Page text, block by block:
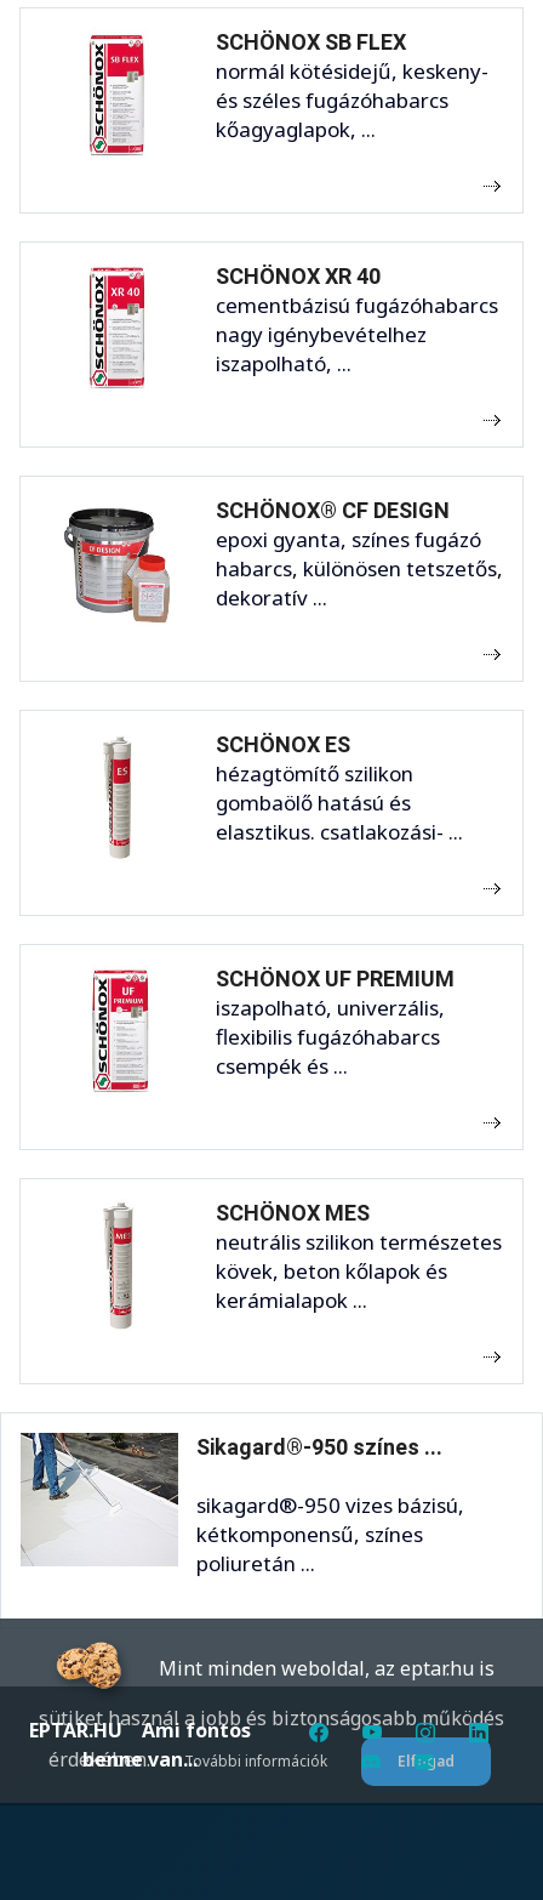
SCHÖNOX SB FLEX
normál kötésidejű, keskeny-
és széles fugázóhabarcs
kőagyaglapok, ...
SCHÖNOX XR 40
cementbázisú fugázóhabarcs
nagy igénybevételhez
iszapolható, ...
SCHÖNOX® CF DESIGN
epoxi gyanta, színes fugázó
habarcs, különösen tetszetős,
dekoratív ...
SCHÖNOX ES
hézagtömítő szilikon
gombaölő hatású és
elasztikus. csatlakozási- ...
SCHÖNOX UF PREMIUM
iszapolható, univerzális,
flexibilis fugázóhabarcs
csempék és ...
SCHÖNOX MES
neutrális szilikon természetes
kövek, beton kőlapok és
kerámialapok ...
Sikagard®-950 színes ...
sikagard®-950 vizes bázisú,
kétkomponensű, színes
poliuretán ...
EPTAR.HUAmi fontos
benne van...
Mint minden weboldal, az eptar.hu is
sütiket használ a jobb és biztonságosabb működés
érdekében.További információk Elfogad